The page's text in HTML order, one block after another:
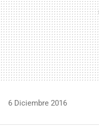
6 Diciembre 2016